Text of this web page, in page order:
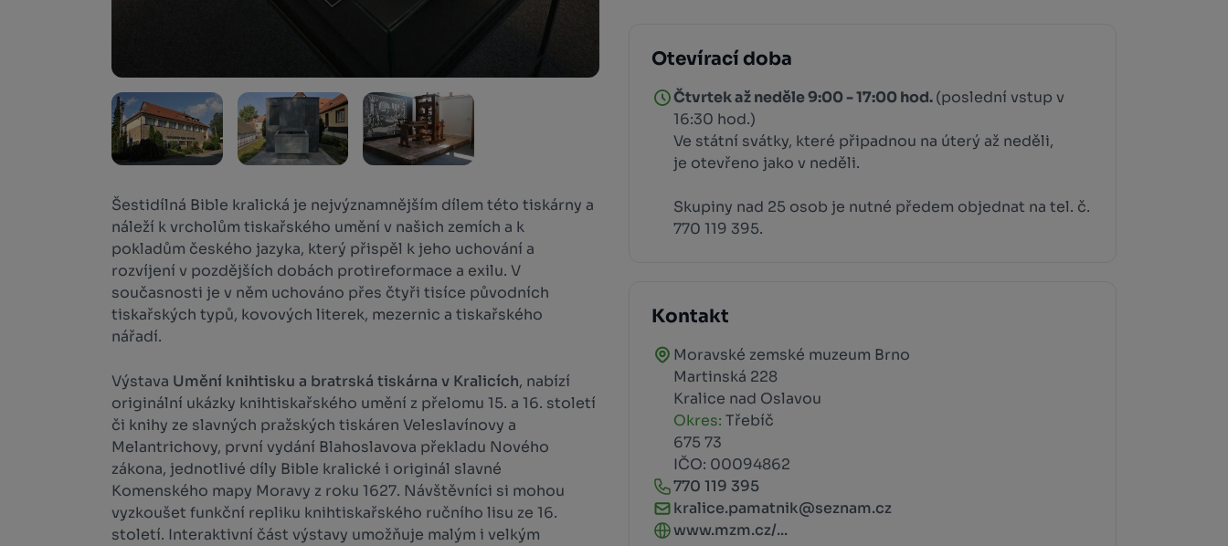
Otevírací doba
Čtvrtek až neděle 9:00 - 17:00 hod.(poslední vstup v
16:30 hod.)
Ve státní svátky, které připadnou na úterý až neděli,
je otevřeno jako v neděli.
Skupiny nad 25 osob je nutné předem objednat na tel. č.
770 119 395.
Kontakt
Moravské zemské muzeum Brno
Martinská 228
Kralice nad Oslavou
Okres: Třebíč
675 73
IČO: 00094862
770 119 395
kralice.pamatnik@seznam.cz
www.mzm.cz/...
Šestidílná Bible kralická je nejvýznamnějším dílem této tiskárny a
náleží k vrcholům tiskařského umění v našich zemích a k
pokladům českého jazyka, který přispěl k jeho uchování a
rozvíjení v pozdějších dobách protireformace a exilu. V
současnosti je v něm uchováno přes čtyři tisíce původních
tiskařských typů, kovových literek, mezernic a tiskařského
nářadí.
Výstava Umění knihtisku a bratrská tiskárna v Kralicích, nabízí
originální ukázky knihtiskařského umění z přelomu 15. a 16. století
či knihy ze slavných pražských tiskáren Veleslavínovy a
Melantrichovy, první vydání Blahoslavova překladu Nového
zákona, jednotlivé díly Bible kralické i originál slavné
Komenského mapy Moravy z roku 1627. Návštěvníci si mohou
vyzkoušet funkční repliku knihtiskařského ručního lisu ze 16.
století. Interaktivní část výstavy umožňuje malým i velkým